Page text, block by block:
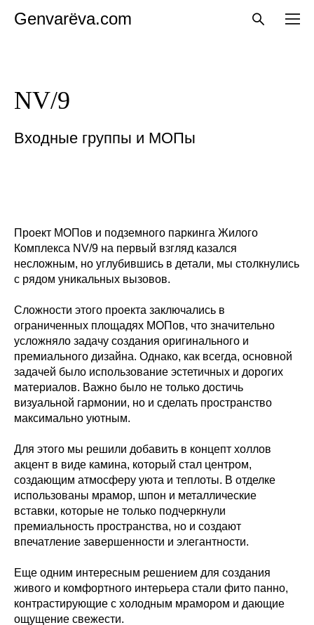
Genvarёva.com
NV/9
Входные группы и МОПы
Проект МОПов и подземного паркинга Жилого
Комплекса NV/9 на первый взгляд казался
несложным, но углубившись в детали, мы столкнулись
с рядом уникальных вызовов.
Сложности этого проекта заключались в
ограниченных площадях МОПов, что значительно
усложняло задачу создания оригинального и
премиального дизайна. Однако, как всегда, основной
задачей было использование эстетичных и дорогих
материалов. Важно было не только достичь
визуальной гармонии, но и сделать пространство
максимально уютным.
Для этого мы решили добавить в концепт холлов
акцент в виде камина, который стал центром,
создающим атмосферу уюта и теплоты. В отделке
использованы мрамор, шпон и металлические
вставки, которые не только подчеркнули
премиальность пространства, но и создают
впечатление завершенности и элегантности.
Еще одним интересным решением для создания
живого и комфортного интерьера стали фито панно,
контрастирующие с холодным мрамором и дающие
ощущение свежести.